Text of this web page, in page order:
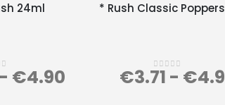
24ml
of 5
- €4.90
* Rush Classic
0out of 5
€3.71 - €